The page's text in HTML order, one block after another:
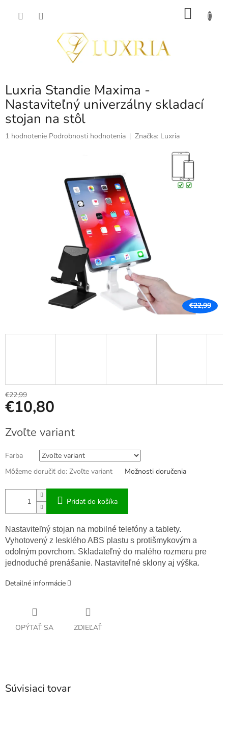
Luxria Standie Maxima -
Nastaviteľný univerzálny skladací
stojan na stôl
Priemerné
1 hodnotenie Podrobnosti hodnotenia Značka: Luxria
€22,99
€22,99
€10,80
cena:
Zvoľte variant
Farba
Môžeme doručiť do: Zvoľte variant Možnosti doručenia
Pridať do košíka
Nastaviteľný stojan na mobilné telefóny a tablety.
Vyhotovený z lesklého ABS plastu s protišmykovým a
odolným povrchom. Skladateľný do malého rozmeru pre
jednoduché prenášanie. Nastaviteľné sklony aj výška.
Detailné informácie
OPÝTAŤ SA ZDIEĽAŤ
Súvisiaci tovar